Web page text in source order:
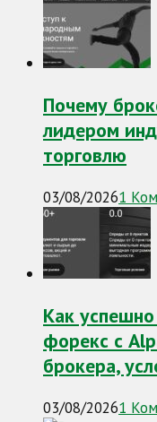
Почему
лидером
торговлю
03/08/20261
Как
форекс с
брокера,
03/08/20261